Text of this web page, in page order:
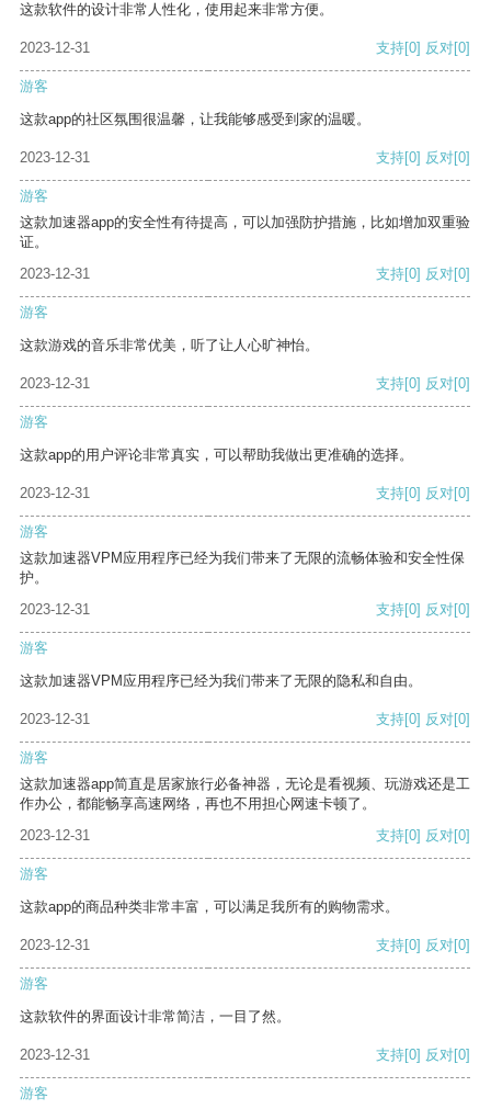
这款软件的设计非常人性化，使用起来非常方便。
2023-12-31 支持[0] 反对[0]
游客
这款app的社区氛围很温馨，让我能够感受到家的温暖。
2023-12-31 支持[0] 反对[0]
游客
这款加速器app的安全性有待提高，可以加强防护措施，比如增加双重验
证。
2023-12-31
支持[0] 反对[0]
游客
这款游戏的音乐非常优美，听了让人心旷神怡。
2023-12-31 支持[0] 反对[0]
游客
这款app的用户评论非常真实，可以帮助我做出更准确的选择。
2023-12-31 支持[0] 反对[0]
游客
这款加速器VPM应用程序已经为我们带来了无限的流畅体验和安全性保
护。
2023-12-31
支持[0] 反对[0]
游客
这款加速器VPM应用程序已经为我们带来了无限的隐私和自由。
2023-12-31 支持[0] 反对[0]
游客
这款加速器app简直是居家旅行必备神器，无论是看视频、玩游戏还是工
作办公，都能畅享高速网络，再也不用担心网速卡顿了。
2023-12-31
支持[0] 反对[0]
游客
这款app的商品种类非常丰富，可以满足我所有的购物需求。
2023-12-31 支持[0] 反对[0]
游客
这款软件的界面设计非常简洁，一目了然。
2023-12-31 支持[0] 反对[0]
游客